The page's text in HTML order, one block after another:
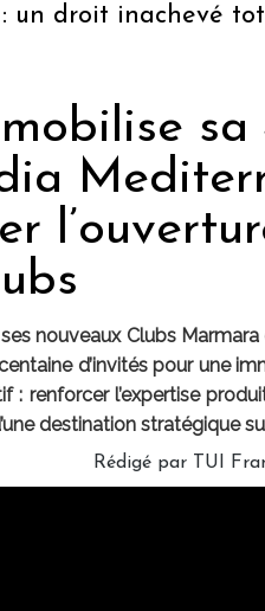
totalement
ses nouveaux Clubs
centaine d’invités pour une
: renforcer l’expertise
destination stratégique
Rédigé par TUI